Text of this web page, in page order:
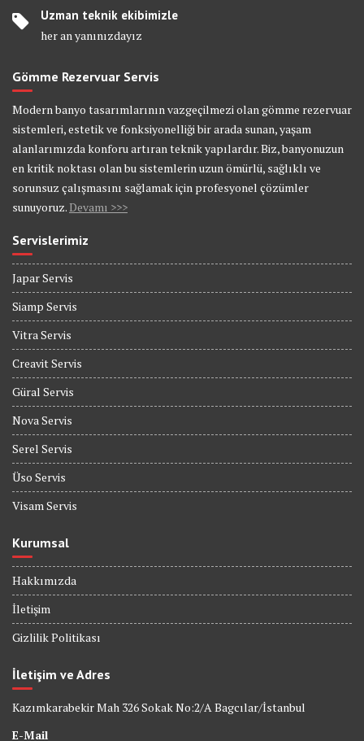
Uzman teknik ekibimizle
her an yanınızdayız
Gömme Rezervuar Servis
Modern banyo tasarımlarının vazgeçilmezi olan gömme rezervuar
sistemleri, estetik ve fonksiyonelliği bir arada sunan, yaşam
alanlarımızda konforu artıran teknik yapılardır. Biz, banyonuzun
en kritik noktası olan bu sistemlerin uzun ömürlü, sağlıklı ve
sorunsuz çalışmasını sağlamak için profesyonel çözümler
sunuyoruz.Devamı >>>
Servislerimiz
Japar Servis
Siamp Servis
Vitra Servis
Creavit Servis
Güral Servis
Nova Servis
Serel Servis
Üso Servis
Visam Servis
Kurumsal
Hakkımızda
İletişim
Gizlilik Politikası
İletişim ve Adres
Kazımkarabekir Mah 326 Sokak No:2/A Bagcılar/İstanbul
E-Mail